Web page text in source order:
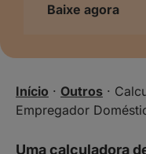
Baixe agora
Início · Outros ·
Empregador
Uma calculadora